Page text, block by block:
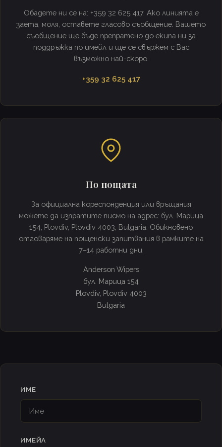
Обадете ни се на: +359 32 625 417. Ако линията е
заета, моля, оставете гласово съобщение. Вашето
съобщение ще бъде препратено до екипа ни за
поддръжка по имейл и ще се свържем с Вас
възможно най-скоро.
+359 32 625 417
По пощата
За официална кореспонденция или връщания
можете да изпратите писмо на адрес: бул. Марица
154, Plovdiv, Plovdiv 4003, Bulgaria. Обикновено
отговаряме на пощенски запитвания в рамките на
7–14 работни дни.
Anderson Wipers
бул. Марица 154
Plovdiv, Plovdiv 4003
Bulgaria
ИМЕ
ИМЕЙЛ